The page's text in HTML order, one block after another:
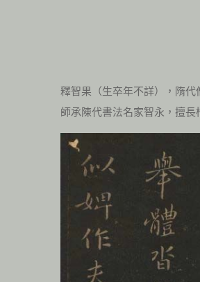
釋智果（生卒年不詳），隋代
師承陳代書法名家智永，擅長